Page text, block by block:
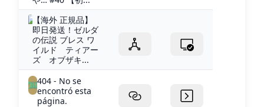
【海外 正規品】
即日発送！ゼルダ
の伝説 ブレス ワ
イルド ティアー
ズ オブザキ...
404 - No se
encontró esta
página.